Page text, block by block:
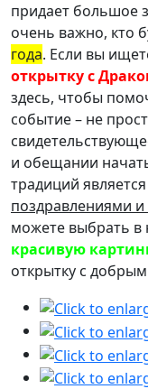
придает большое
очень важно, кто
года. Если вы
открытку с
здесь, чтобы
событие – не
и обещании
традиций
поздравлениями
можете выбрать в
красивую
открытку с